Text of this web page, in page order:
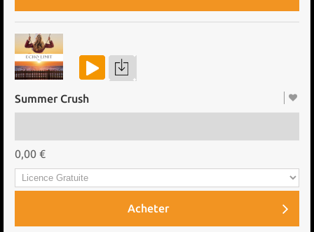
Summer Crush
0,00 €
Acheter